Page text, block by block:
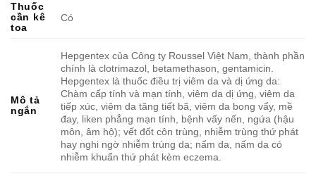
Thuốc
cần kê
toa
Có
Mô tả
ngắn
Hepgentex của Công ty Roussel Việt Nam, thành phần
chính là clotrimazol, betamethason, gentamicin.
Hepgentex là thuốc điều trị viêm da và dị ứng da:
Chàm cấp tính và mạn tính, viêm da dị ứng, viêm da
tiếp xúc, viêm da tăng tiết bã, viêm da bong vẩy, mề
đay, liken phẳng mạn tính, bệnh vẩy nến, ngứa (hậu
môn, âm hộ); vết đốt côn trùng, nhiễm trùng thứ phát
hay nghi ngờ nhiễm trùng da; nấm da, nấm da có
nhiễm khuẩn thứ phát kèm eczema.